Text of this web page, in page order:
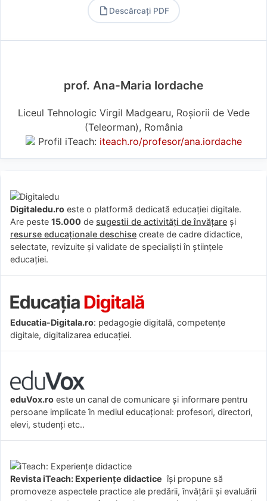
Descărcați PDF
prof. Ana-Maria Iordache
Liceul Tehnologic Virgil Madgearu, Roșiorii de Vede
(Teleorman), România
Profil iTeach: iteach.ro/profesor/ana.iordache
Digitaledu.ro este o platformă dedicată educației digitale.
Are peste 15.000 de sugestii de activități de învățare și
resurse educaționale deschise create de cadre didactice,
selectate, revizuite și validate de specialiști în științele
educației.
Educatia-Digitala.ro: pedagogie digitală, competențe
digitale, digitalizarea educației.
eduVox.ro este un canal de comunicare și informare pentru
persoane implicate în mediul educațional: profesori, directori,
elevi, studenți etc..
Revista iTeach: Experienţe didactice îşi propune să
promoveze aspectele practice ale predării, învăţării şi evaluării